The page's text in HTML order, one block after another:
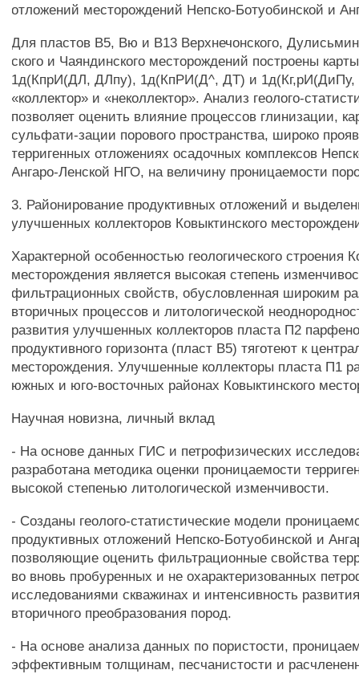
отложений месторождений Непско-Ботуобинской и
Для пластов В5, Вю и В13 Верхнечонского,
ского и Чаяндинского месторождений построены
1д(КпрИ(ДЛ, ДЛпу), 1д(КпРИ(Д^, ДТ) и 1д(Кг,рИ(ДиПу,
«коллектор» и «неколлектор». Анализ геолого-
позволяет оценить влияние процессов глинизации,
сульфати-зации порового пространства, широко
терригенных отложениях осадочных комплексов
Ангаро-Ленской НГО, на величину проницаемости
3. Районирование продуктивных отложений и
улучшенных коллекторов Ковыктинского
Характерной особенностью геологического строения
месторождения является высокая степень
фильтрационных свойств, обусловленная широким
вторичных процессов и литологической
развития улучшенных коллекторов пласта П2
продуктивного горизонта (пласт В5) тяготеют к
месторождения. Улучшенные коллекторы пласта П1
южных и юго-восточных районах Ковыктинского
Научная новизна, личный вклад
- На основе данных ГИС и петрофизических
разработана методика оценки проницаемости
высокой степенью литологической изменчивости.
- Созданы геолого-статистические модели
продуктивных отложений Непско-Ботуобинской и
позволяющие оценить фильтрационные свойства
во вновь пробуренных и не охарактеризованных
исследованиями скважинах и интенсивность
вторичного преобразования пород.
- На основе анализа данных по пористости,
эффективным толщинам, песчанистости и